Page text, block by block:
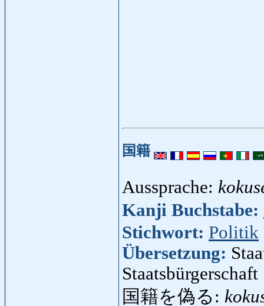
国籍
Aussprache:
Kanji Buchstabe:
Stichwort: Politik
Übersetzung:
Staatsbürgerschaft
国籍を偽る: